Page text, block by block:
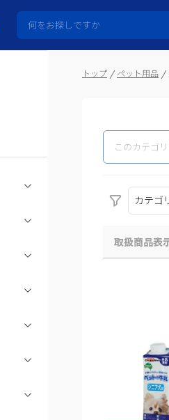
トップ ペット用品
カテゴ
取扱商品表